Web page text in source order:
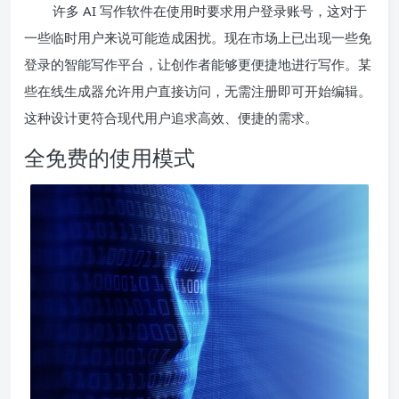
许多 AI 写作软件在使用时要求用户登录账号，这对于
一些临时用户来说可能造成困扰。现在市场上已出现一些免
登录的智能写作平台，让创作者能够更便捷地进行写作。某
些在线生成器允许用户直接访问，无需注册即可开始编辑。
这种设计更符合现代用户追求高效、便捷的需求。
全免费的使用模式